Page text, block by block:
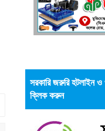
সরকারি জরুরি হটলাইন
ক্লিক করুন